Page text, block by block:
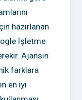
hazırlanan
İşletme
Ajansın
farklara
en iyi